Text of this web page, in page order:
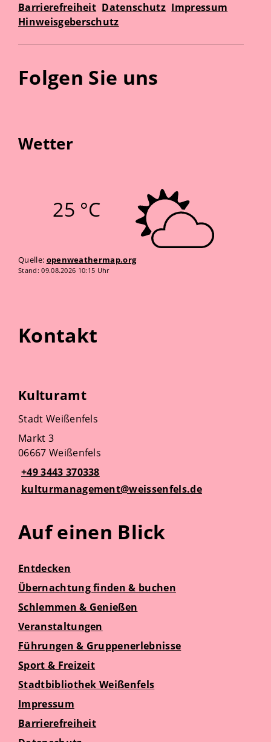
Barrierefreiheit Datenschutz Impressum
Hinweisgeberschutz
Folgen Sie uns
Wetter
25 °C
Quelle: openweathermap.org
Stand: 09.08.2026 10:15 Uhr
Kontakt
Kulturamt
Stadt Weißenfels
Markt 3
06667 Weißenfels
+49 3443 370338
kulturmanagement@weissenfels.de
Auf einen Blick
Entdecken
Übernachtung finden & buchen
Schlemmen & Genießen
Veranstaltungen
Führungen & Gruppenerlebnisse
Sport & Freizeit
Stadtbibliothek Weißenfels
Impressum
Barrierefreiheit